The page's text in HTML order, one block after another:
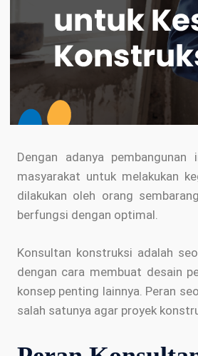
Dengan adanya
masyarakat untuk melakukan
dilakukan oleh orang
berfungsi dengan optimal.
Konsultan konstruksi adalah
dengan cara membuat desain
konsep penting lainnya. Peran
salah satunya agar proyek